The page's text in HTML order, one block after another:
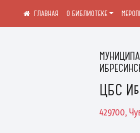
ЦБС
429700,
О БИБЛИОТЕКЕ